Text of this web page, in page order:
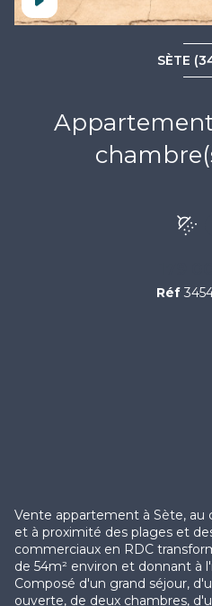
SÈTE
Appartement 3 pièce(s)
Réf
Vente appartement à Sète, au
et à proximité des plages et
commerciaux en RDC
de 54m² environ et donnant à
Composé d'un grand séjour,
ouverte, de deux chambres,